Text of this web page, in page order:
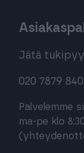
Jätä
020 7879 840
Palvelemme
ma-pe klo